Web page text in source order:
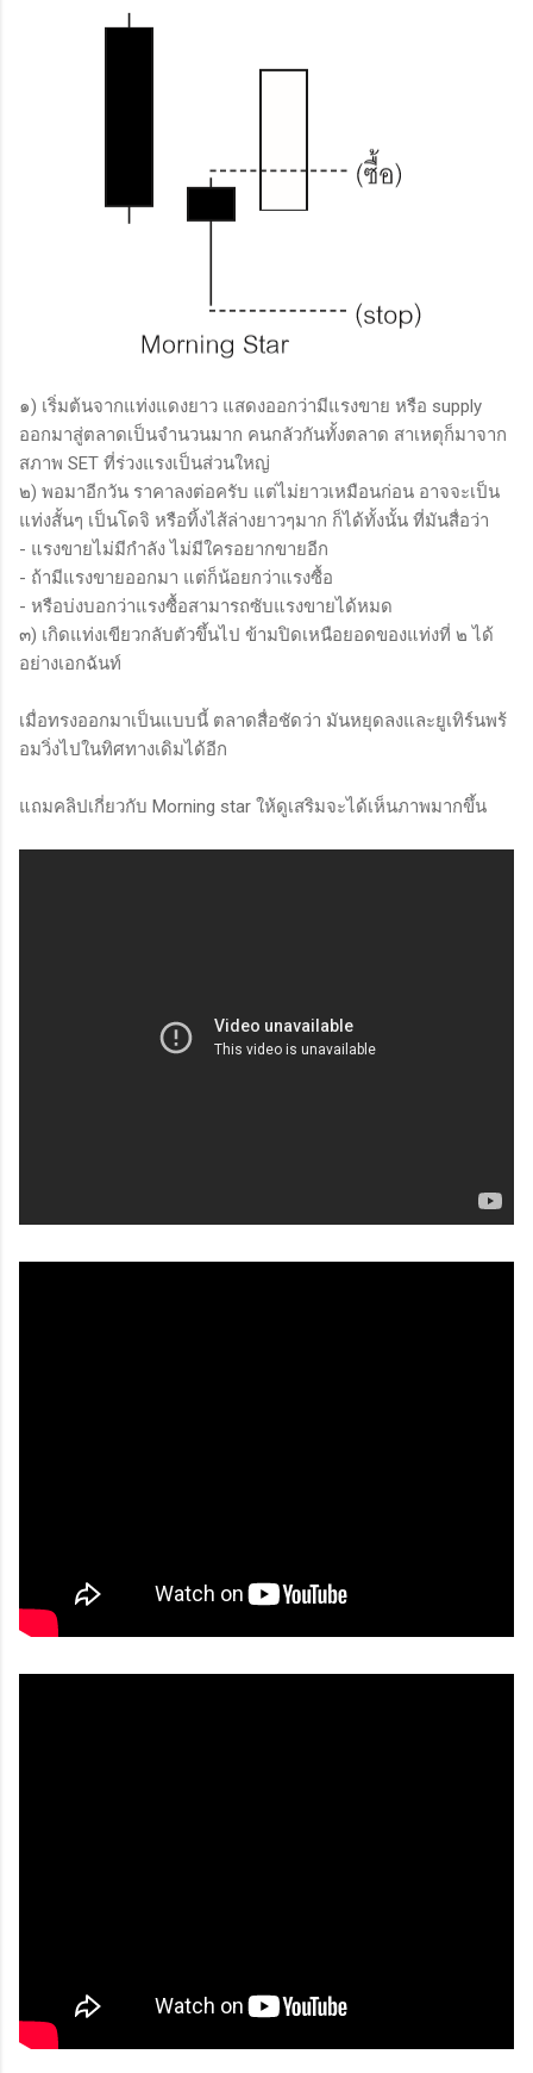
๑) เริ่มต้นจากแท่งแดงยาว แสดงออกว่ามีแรงขาย หรือ supply
ออกมาสู่ตลาดเป็นจำนวนมาก คนกลัวกันทั้งตลาด สาเหตุก็มาจาก
สภาพ SET ที่ร่วงแรงเป็นส่วนใหญ่
๒) พอมาอีกวัน ราคาลงต่อครับ แต่ไม่ยาวเหมือนก่อน อาจจะเป็น
แท่งสั้นๆ เป็นโดจิ หรือทิ้งไส้ล่างยาวๆมาก ก็ได้ทั้งนั้น ที่มันสื่อว่า
- แรงขายไม่มีกำลัง ไม่มีใครอยากขายอีก
- ถ้ามีแรงขายออกมา แต่ก็น้อยกว่าแรงซื้อ
- หรือบ่งบอกว่าแรงซื้อสามารถซับแรงขายได้หมด
๓) เกิดแท่งเขียวกลับตัวขึ้นไป ข้ามปิดเหนือยอดของแท่งที่ ๒ ได้
อย่างเอกฉันท์
เมื่อทรงออกมาเป็นแบบนี้ ตลาดสื่อชัดว่า มันหยุดลงและยูเทิร์นพร้
อมวิ่งไปในทิศทางเดิมได้อีก
แถมคลิปเกี่ยวกับ Morning star ให้ดูเสริมจะได้เห็นภาพมากขึ้น